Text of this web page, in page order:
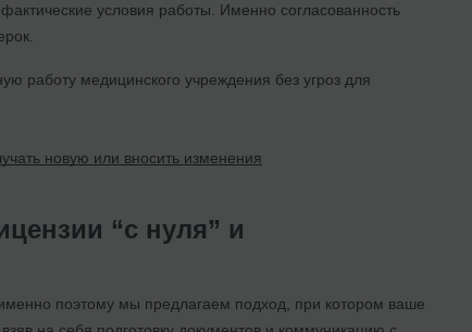
условия работы. Именно согласованность
работу медицинского учреждения без угроз для
новую или вносить изменения
“с нуля” и
поэтому мы предлагаем подход, при котором ваше